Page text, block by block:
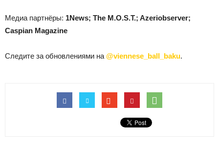
Медиа партнёры: 1News; The M.O.S.T.; Azeriobserver;
Caspian Magazine
Следите за обновлениями на @viennese_ball_baku.